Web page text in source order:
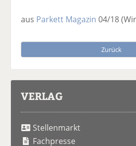
aus Parkett Magazin 04/18
Zurück
VERLAG
Stellenmarkt
Fachpresse